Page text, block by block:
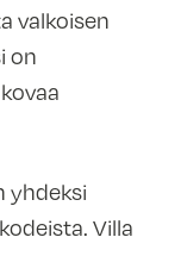
valkoisen
on
yhdeksi
Villa